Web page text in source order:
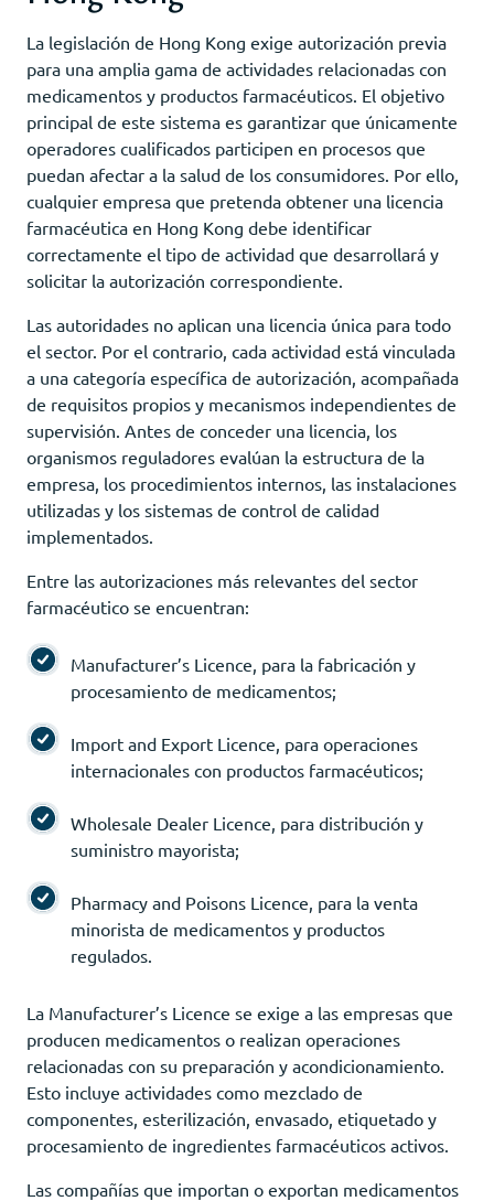
La legislación de Hong Kong exige autorización previa
para una amplia gama de actividades relacionadas con
medicamentos y productos farmacéuticos. El objetivo
principal de este sistema es garantizar que únicamente
operadores cualificados participen en procesos que
puedan afectar a la salud de los consumidores. Por ello,
cualquier empresa que pretenda obtener una licencia
farmacéutica en Hong Kong debe identificar
correctamente el tipo de actividad que desarrollará y
solicitar la autorización correspondiente.
Las autoridades no aplican una licencia única para todo
el sector. Por el contrario, cada actividad está vinculada
a una categoría específica de autorización, acompañada
de requisitos propios y mecanismos independientes de
supervisión. Antes de conceder una licencia, los
organismos reguladores evalúan la estructura de la
empresa, los procedimientos internos, las instalaciones
utilizadas y los sistemas de control de calidad
implementados.
Entre las autorizaciones más relevantes del sector
farmacéutico se encuentran:
Manufacturer’s Licence, para la fabricación y
procesamiento de medicamentos;
Import and Export Licence, para operaciones
internacionales con productos farmacéuticos;
Wholesale Dealer Licence, para distribución y
suministro mayorista;
Pharmacy and Poisons Licence, para la venta
minorista de medicamentos y productos
regulados.
La Manufacturer’s Licence se exige a las empresas que
producen medicamentos o realizan operaciones
relacionadas con su preparación y acondicionamiento.
Esto incluye actividades como mezclado de
componentes, esterilización, envasado, etiquetado y
procesamiento de ingredientes farmacéuticos activos.
Las compañías que importan o exportan medicamentos